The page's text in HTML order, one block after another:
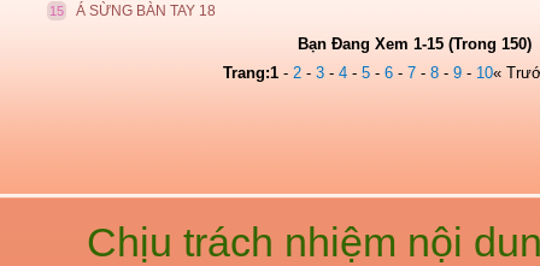
15 Á SỪNG BÀN TAY 18
Bạn Đang Xem 1-15 (Trong 150)
Trang:1 -2 -3 -4 -5 -6 -7 -8 -9 - 10«
Chịu trách nhiệm nội